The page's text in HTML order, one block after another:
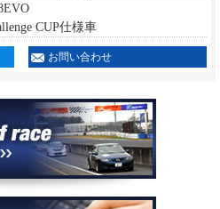
CUP仕様車
お問い合わせ